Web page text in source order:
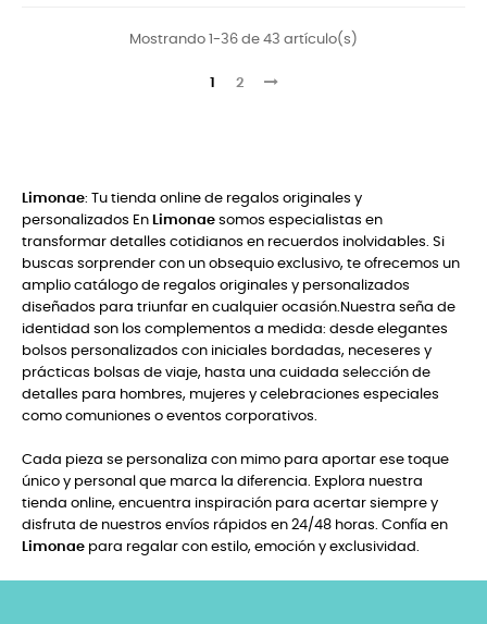
Mostrando 1-36 de 43 artículo(s)
1 2
Limonae: Tu tienda online de regalos originales y
personalizados En Limonae somos especialistas en
transformar detalles cotidianos en recuerdos inolvidables. Si
buscas sorprender con un obsequio exclusivo, te ofrecemos un
amplio catálogo de regalos originales y personalizados
diseñados para triunfar en cualquier ocasión.Nuestra seña de
identidad son los complementos a medida: desde elegantes
bolsos personalizados con iniciales bordadas, neceseres y
prácticas bolsas de viaje, hasta una cuidada selección de
detalles para hombres, mujeres y celebraciones especiales
como comuniones o eventos corporativos.
Cada pieza se personaliza con mimo para aportar ese toque
único y personal que marca la diferencia. Explora nuestra
tienda online, encuentra inspiración para acertar siempre y
disfruta de nuestros envíos rápidos en 24/48 horas. Confía en
Limonae para regalar con estilo, emoción y exclusividad.